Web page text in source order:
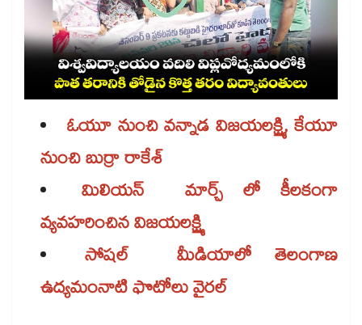
ఓయూ నుంచి వన్నాడ విజయలక్ష్మి, కేయూ
నుంచి బుర్రా రాకేశ్
మిలియన్ మార్చ్ లో కీలకంగా
వ్యవహరించిన విజయలక్ష్మి
సోషల్ మీడియాలో తెలంగాణ
ఉద్యమంనాటి ఫొటోలు వైరల్